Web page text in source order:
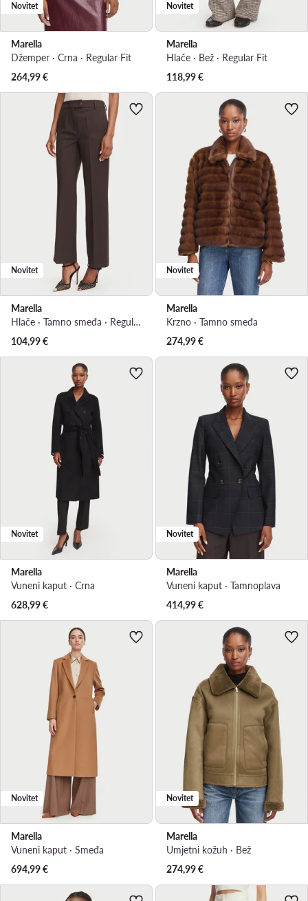
Novitet
Marella
Džemper · Crna · Regular Fit
264,99€
Novitet
Marella
Hlače · Bež · Regular Fit
118,99€
Novitet
Marella
Hlače · Tamno smeđa · Regular Fit
104,99€
Novitet
Marella
Krzno · Tamno smeđa
274,99€
Novitet
Marella
Vuneni kaput · Crna
628,99€
Novitet
Marella
Vuneni kaput · Tamnoplava
414,99€
Novitet
Marella
Vuneni kaput · Smeđa
694,99€
Novitet
Marella
Umjetni kožuh · Bež
274,99€